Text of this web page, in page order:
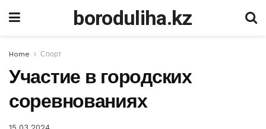
boroduliha.kz
Home Спорт
Участие в городских
соревнованиях